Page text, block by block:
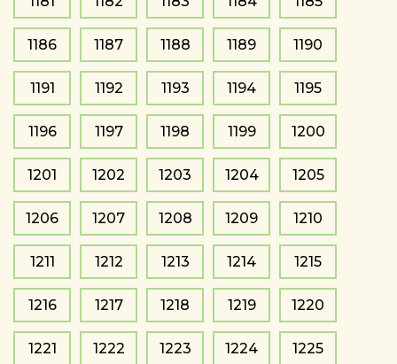
1186 1187 1188 1189 1190
1191 1192 1193 1194 1195
1196 1197 1198 1199 1200
1201 1202 1203 1204 1205
1206 1207 1208 1209 1210
1211 1212 1213 1214 1215
1216 1217 1218 1219 1220
1221 1222 1223 1224 1225